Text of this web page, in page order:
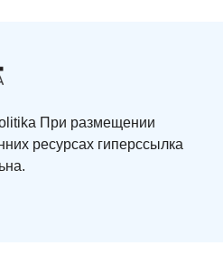
При размещении
ресурсах гиперссылка